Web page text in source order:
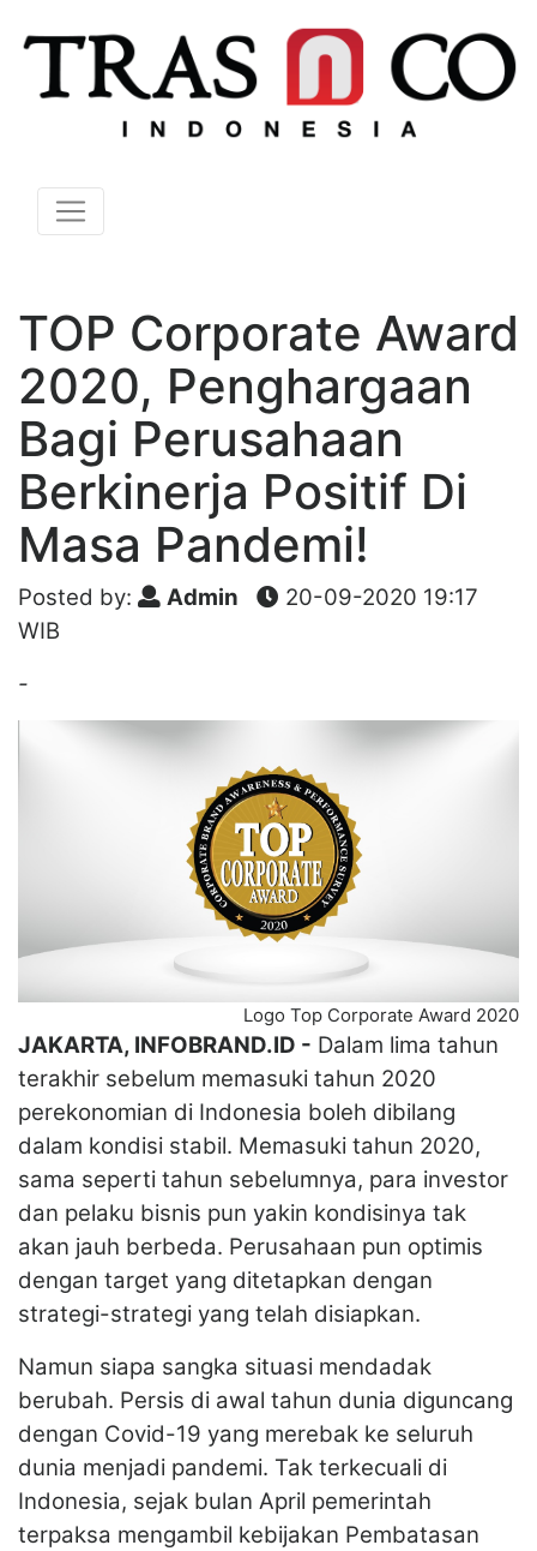
TOP Corporate Award
2020, Penghargaan
Bagi Perusahaan
Berkinerja Positif Di
Masa Pandemi!
Posted by: Admin
20-09-2020 19:17
WIB
-
Logo Top Corporate Award 2020
JAKARTA, INFOBRAND.ID - Dalam lima tahun
terakhir sebelum memasuki tahun 2020
perekonomian di Indonesia boleh dibilang
dalam kondisi stabil. Memasuki tahun 2020,
sama seperti tahun sebelumnya, para investor
dan pelaku bisnis pun yakin kondisinya tak
akan jauh berbeda. Perusahaan pun optimis
dengan target yang ditetapkan dengan
strategi-strategi yang telah disiapkan.
Namun siapa sangka situasi mendadak
berubah. Persis di awal tahun dunia diguncang
dengan Covid-19 yang merebak ke seluruh
dunia menjadi pandemi. Tak terkecuali di
Indonesia, sejak bulan April pemerintah
terpaksa mengambil kebijakan Pembatasan